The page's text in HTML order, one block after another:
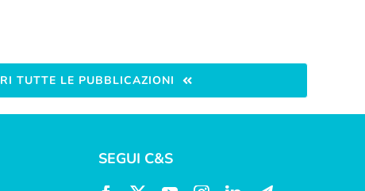
TUTTE LE PUBBLICAZIONI
SEGUI C&S